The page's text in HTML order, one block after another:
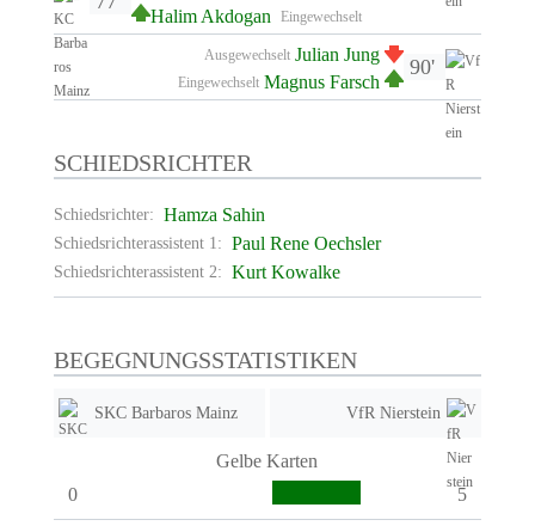
Eingewechselt
Halim Akdogan
90'
Ausgewechselt Julian Jung
Eingewechselt Magnus Farsch
SCHIEDSRICHTER
Schiedsrichter: Hamza Sahin
Schiedsrichterassistent 1: Paul Rene Oechsler
Schiedsrichterassistent 2: Kurt Kowalke
BEGEGNUNGSSTATISTIKEN
SKC Barbaros Mainz VfR Nierstein
Gelbe Karten
0
5